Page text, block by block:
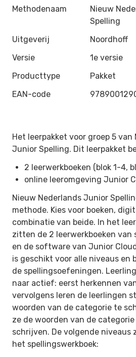
Methodenaam
Nieuw
Spelling
Uitgeverij
Noordhoff
Versie
1e versie
Producttype
Pakket
EAN-code
Het leerpakket voor groep 5 van
Junior Spelling. Dit leerpakket
2 leerwerkboeken (blok 1-4,
online leeromgeving Junior
Nieuw Nederlands Junior
methode. Kies voor boeken,
combinatie van beide. In het
zitten de 2 leerwerkboeken van
en de software van Junior
is geschikt voor alle niveaus en
de spellingsoefeningen.
naar actief: eerst herkennen
vervolgens leren de leerlingen
woorden van de categorie te
ze de woorden van de
schrijven. De volgende
het spellingswerkboek: